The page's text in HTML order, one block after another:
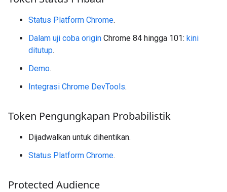
Status Platform Chrome.
Dalam uji coba origin Chrome 84 hingga 101: kini
ditutup.
Demo.
Integrasi Chrome DevTools.
Token Pengungkapan Probabilistik
Dijadwalkan untuk dihentikan.
Status Platform Chrome.
Protected Audience